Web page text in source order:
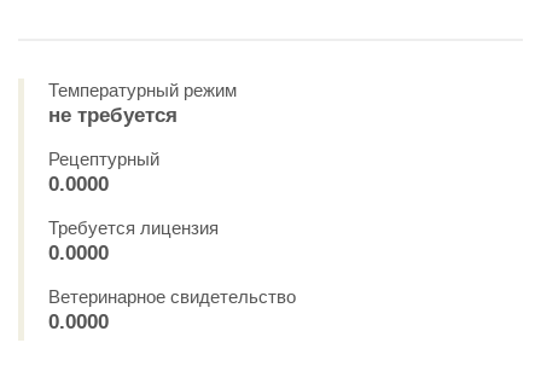
Температурный режим
не требуется
Рецептурный
0.0000
Требуется лицензия
0.0000
Ветеринарное свидетельство
0.0000